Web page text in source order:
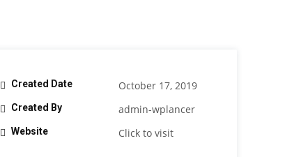
Created Date October 17, 2019
Created By admin-wplancer
Website Click to visit